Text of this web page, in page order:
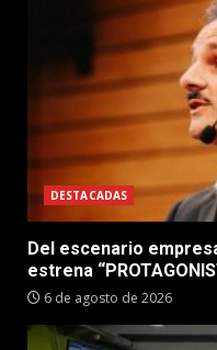
DESTACADAS
Del escenario
estrena
6 de agosto de 2026